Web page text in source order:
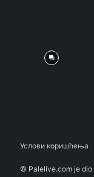
Услови коришћења
© Palelive.com je dio